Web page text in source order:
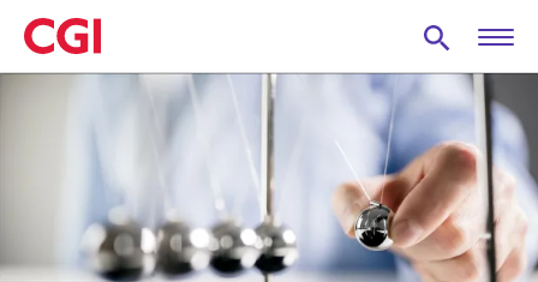
Skip
to
main